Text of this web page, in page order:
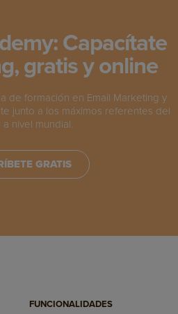
Capacítate
gratis y online
de formación en Email Marketing y
junto a los máximos referentes del
a nivel mundial.
GRATIS
FUNCIONALIDADES